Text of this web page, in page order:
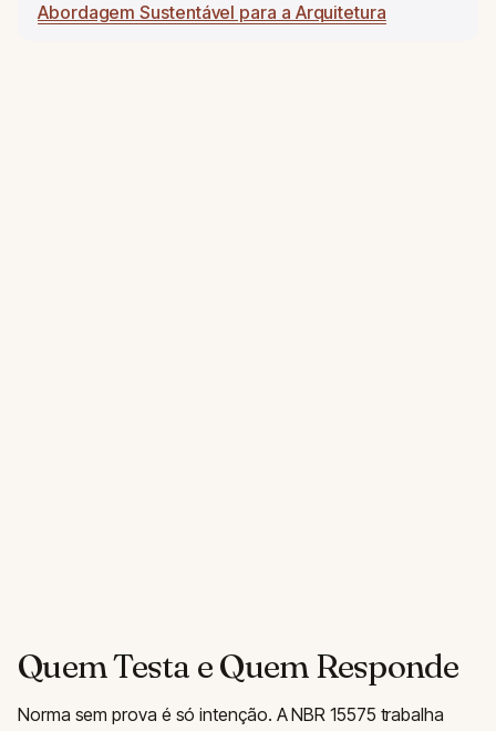
Abordagem Sustentável para a Arquitetura
Quem Testa e Quem Responde
Norma sem prova é só intenção. A NBR 15575 trabalha